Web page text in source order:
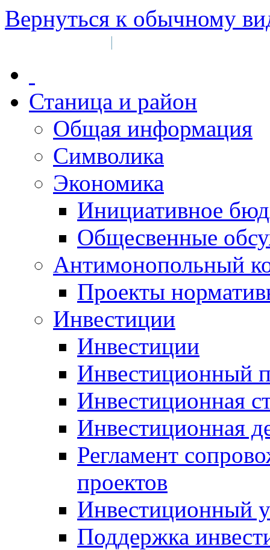
Вернуться к обычному
|
Станица и район
Общая информация
Символика
Экономика
Инициативное
Общесвенные
Антимонопольный
Проекты
Инвестиции
Инвестиции
Инвестиционный
Инвестиционная
Инвестиционная
Регламент
проектов
Инвестиционный
Поддержка